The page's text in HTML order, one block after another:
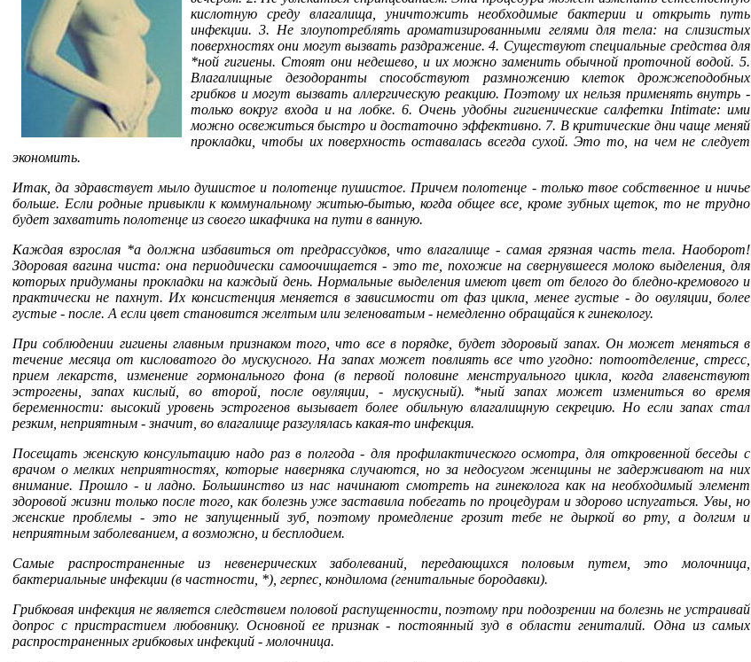
кислотную среду влагалища, уничтожить необходимые бактерии и открыть путь
инфекции. 3. Не злоупотреблять ароматизированными гелями для тела: на слизистых
поверхностях они могут вызвать раздражение. 4. Существуют специальные средства для
*ной гигиены. Стоят они недешево, и их можно заменить обычной проточной водой. 5.
Влагалищные дезодоранты способствуют размножению клеток дрожжеподобных
грибков и могут вызвать аллергическую реакцию. Поэтому их нельзя применять внутрь -
только вокруг входа и на лобке. 6. Очень удобны гигиенические салфетки Intimate: ими
можно освежиться быстро и достаточно эффективно. 7. В критические дни чаще меняй
прокладки, чтобы их поверхность оставалась всегда сухой. Это то, на чем не следует
экономить.
Итак, да здравствует мыло душистое и полотенце пушистое. Причем полотенце - только твое собственное и ничье
больше. Если родные привыкли к коммунальному житью-бытью, когда общее все, кроме зубных щеток, то не трудно
будет захватить полотенце из своего шкафчика на пути в ванную.
Каждая взрослая *а должна избавиться от предрассудков, что влагалище - самая грязная часть тела. Наоборот!
Здоровая вагина чиста: она периодически самоочищается - это те, похожие на свернувшееся молоко выделения, для
которых придуманы прокладки на каждый день. Нормальные выделения имеют цвет от белого до бледно-кремового и
практически не пахнут. Их консистенция меняется в зависимости от фаз цикла, менее густые - до овуляции, более
густые - после. А если цвет становится желтым или зеленоватым - немедленно обращайся к гинекологу.
При соблюдении гигиены главным признаком того, что все в порядке, будет здоровый запах. Он может меняться в
течение месяца от кисловатого до мускусного. На запах может повлиять все что угодно: потоотделение, стресс,
прием лекарств, изменение гормонального фона (в первой половине менструального цикла, когда главенствуют
эстрогены, запах кислый, во второй, после овуляции, - мускусный). *ный запах может измениться во время
беременности: высокий уровень эстрогенов вызывает более обильную влагалищную секрецию. Но если запах стал
резким, неприятным - значит, во влагалище разгулялась какая-то инфекция.
Посещать женскую консультацию надо раз в полгода - для профилактического осмотра, для откровенной беседы с
врачом о мелких неприятностях, которые наверняка случаются, но за недосугом женщины не задерживают на них
внимание. Прошло - и ладно. Большинство из нас начинают смотреть на гинеколога как на необходимый элемент
здоровой жизни только после того, как болезнь уже заставила побегать по процедурам и здорово испугаться. Увы, но
женские проблемы - это не запущенный зуб, поэтому промедление грозит тебе не дыркой во рту, а долгим и
неприятным заболеванием, а возможно, и бесплодием.
Самые распространенные из невенерических заболеваний, передающихся половым путем, это молочница,
бактериальные инфекции (в частности, *), герпес, кондилома (генитальные бородавки).
Грибковая инфекция не является следствием половой распущенности, поэтому при подозрении на болезнь не устраивай
допрос с пристрастием любовнику. Основной ее признак - постоянный зуд в области гениталий. Одна из самых
распространенных грибковых инфекций - молочница.